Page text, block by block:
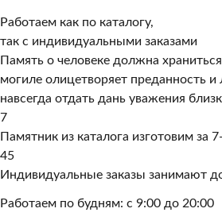
Работаем как по каталогу,
так с индивидуальными заказами
Память о человеке должна
могиле олицетворяет преданность и
навсегда отдать дань уважения
7
Памятник из каталога изготовим за
45
Индивидуальные заказы занимают
Работаем по будням: с 9:00 до 20:00